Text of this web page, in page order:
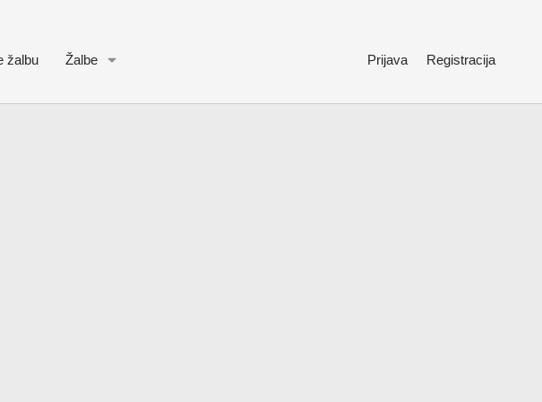
žalbu Žalbe Prijava Registracija